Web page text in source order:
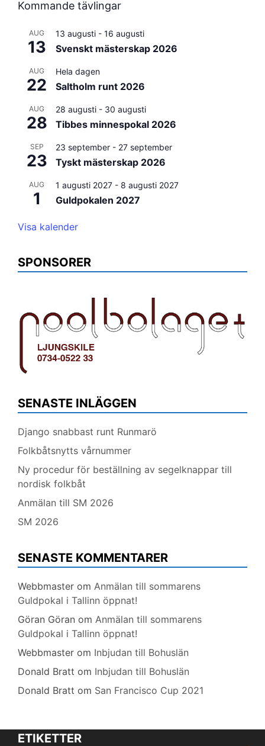
Kommande tävlingar
AUG
13
13 augusti - 16 augusti
Svenskt mästerskap 2026
AUG
22
Hela dagen
Saltholm runt 2026
AUG
28
28 augusti - 30 augusti
Tibbes minnespokal 2026
SEP
23
23 september - 27 september
Tyskt mästerskap 2026
AUG
1
1 augusti 2027 - 8 augusti 2027
Guldpokalen 2027
Visa kalender
SPONSORER
SENASTE INLÄGGEN
Django snabbast runt Runmarö
Folkbåtsnytts vårnummer
Ny procedur för beställning av segelknappar till
nordisk folkbåt
Anmälan till SM 2026
SM 2026
SENASTE KOMMENTARER
Webbmaster om Anmälan till sommarens
Guldpokal i Tallinn öppnat!
Göran Göran om Anmälan till sommarens
Guldpokal i Tallinn öppnat!
Webbmaster om Inbjudan till Bohuslän
Donald Bratt om Inbjudan till Bohuslän
Donald Bratt om San Francisco Cup 2021
ETIKETTER